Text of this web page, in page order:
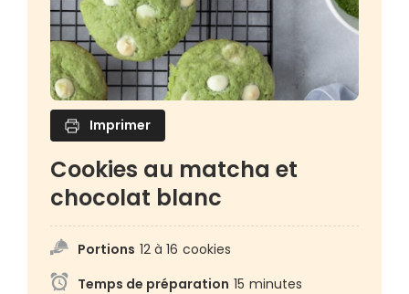
Imprimer
Cookies au matcha et
chocolat blanc
Portions 12 à 16 cookies
Temps de préparation 15 minutes